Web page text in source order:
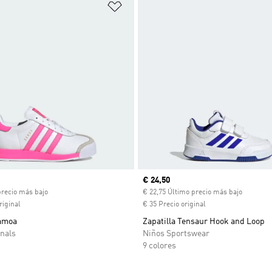
más bajo
Precio actual
€ 24,50
€ 22,75 Último precio más bajo
€ 35 Precio original
Zapatilla Tensaur Hook and Loop
Niños Sportswear
9 colores